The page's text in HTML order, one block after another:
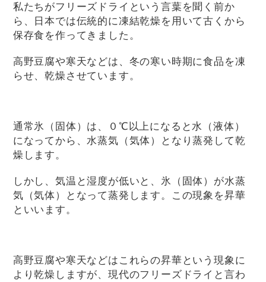
私たちがフリーズドライという言葉を聞く前か
ら、日本では伝統的に凍結乾燥を用いて古くから
保存食を作ってきました。
高野豆腐や寒天などは、冬の寒い時期に食品を凍
らせ、乾燥させています。
通常氷（固体）は、０℃以上になると水（液体）
になってから、水蒸気（気体）となり蒸発して乾
燥します。
しかし、気温と湿度が低いと、氷（固体）が水蒸
気（気体）となって蒸発します。この現象を昇華
といいます。
高野豆腐や寒天などはこれらの昇華という現象に
より乾燥しますが、現代のフリーズドライと言わ